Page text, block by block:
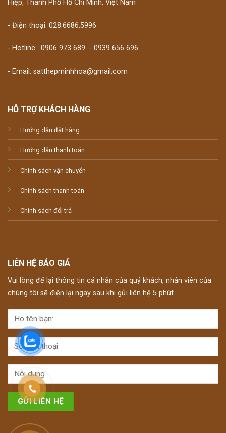
Hiệp, Thành Phố Hồ Chí Minh, Việt Nam
- Điện thoại: 028.6686.5996
- Hotline: 0906 973 689 - 0939 656 696
- Email: satthepminhhoa@gmail.com
HỖ TRỢ KHÁCH HÀNG
Hướng dẫn đặt hàng
Hướng dẫn thanh toán
Chính sách vận chuyển
Chính sách thanh toán
Chính sách đổi trả
LIÊN HỆ BÁO GIÁ
Vui lòng để lại thông tin cá nhân của quý khách, nhân viên của
chúng tôi sẽ điện lại ngay sau khi gửi liên hệ 5 phút.